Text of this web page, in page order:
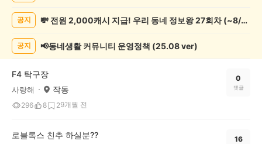
록
공지 💸 전원 2,000캐시 지급! 우리 동네 정보왕 27회차 (~8/10)
공지 📢동네생활 커뮤니티 운영정책 (25.08 ver)
F4 탁구장
사랑해 작동
296 8 29개월 전
0
댓글
로블록스 친추 하실분?? 16